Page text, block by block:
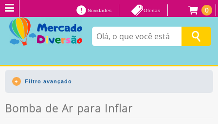
0
Novidades Ofertas
Filtro avançado
Bomba de Ar para Inflar